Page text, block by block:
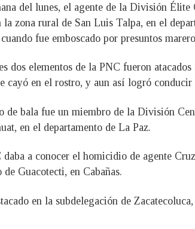
del lunes, el agente de la División
la zona rural de San Luis Talpa, en el
fue emboscado por presuntos
dos elementos de la PNC fueron
cayó en el rostro, y aun así logró
de bala fue un miembro de la División
en el departamento de La Paz.
a conocer el homicidio de agente
Guacotecti, en Cabañas.
en la subdelegación de